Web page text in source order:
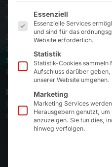
sorgen dafür, dass die
rauen Industrieumgebungen
Die kompakten
auf der Hutschiene, an der
Schaltschrankmontieren
Performance auf kleinem
Made in Germany
Langlebigkeit – auch dann,
richtig ungemütlich zugeht.
Es folgt eine Liste der
Essenziell
Essenzielle Services
und sind für das
Website erforderlich.
Statistik
Statistik-Cookies sammeln
Aufschluss darüber
unserer Website umgehen.
Marketing
Marketing Services
Herausgebern genutzt,
anzuzeigen. Sie tun dies,
hinweg verfolgen.